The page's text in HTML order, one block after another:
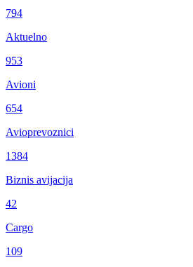
794
Aktuelno
953
Avioni
654
Avioprevoznici
1384
Biznis avijacija
42
Cargo
109